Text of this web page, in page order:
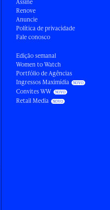
Renove
Anuncie
Política de privacidade
Fale conosco
Edição semanal
Women to Watch
Portfólio de Agências
Ingressos Maximídia
Convites WW
Retail Media